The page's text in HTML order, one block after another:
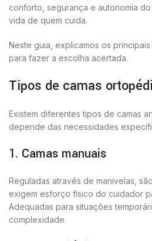
conforto, segurança e autonomia
vida de quem cuida.
Neste guia, explicamos os
para fazer a escolha acertada.
Tipos de camas
Existem diferentes tipos de camas
depende das necessidades
1. Camas manuais
Reguladas através de manivelas,
exigem esforço físico do cuidador
Adequadas para situações
complexidade.